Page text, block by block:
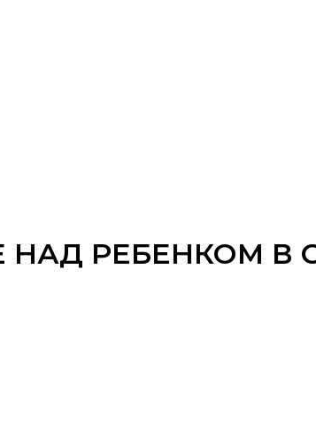
НАД РЕБЕНКОМ В